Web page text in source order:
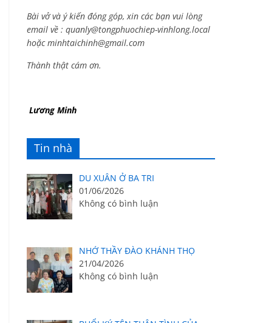
Bài vở và ý kiến đóng góp, xin các bạn vui lòng
email về : quanly@tongphuochiep-vinhlong.local
hoặcminhtaichinh@gmail.com
Thành thật cám ơn.
Lương Minh
Tin nhà
DU XUÂN Ở BA TRI
01/06/2026
Không có bình luận
NHỚ THẦY ĐÀO KHÁNH THỌ
21/04/2026
Không có bình luận